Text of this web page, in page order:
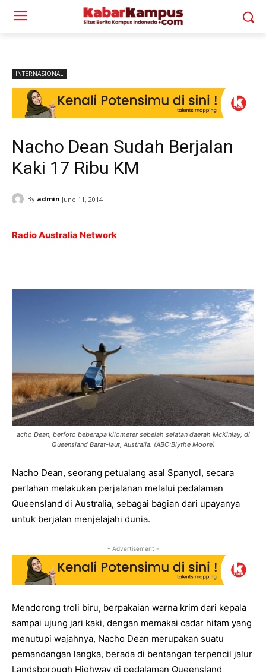
INTERNASIONAL
Nacho Dean Sudah Berjalan
Kaki 17 Ribu KM
By admin June 11, 2014
Radio Australia Network
acho Dean, berfoto beberapa kilometer sebelah selatan daerah McKinlay, di
Queensland Barat-laut, Australia. (ABC:Blythe Moore)
Nacho Dean, seorang petualang asal Spanyol, secara
perlahan melakukan perjalanan melalui pedalaman
Queensland di Australia, sebagai bagian dari upayanya
untuk berjalan menjelajahi dunia.
- Advertisement -
Mendorong troli biru, berpakaian warna krim dari kepala
sampai ujung jari kaki, dengan memakai cadar hitam yang
menutupi wajahnya, Nacho Dean merupakan suatu
pemandangan langka, berada di bentangan terpencil jalur
Landsborough Highway di pedalaman Queensland